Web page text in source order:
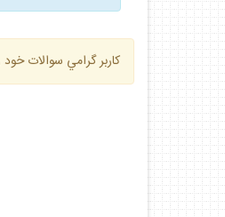
كاربر گرامي سوالات